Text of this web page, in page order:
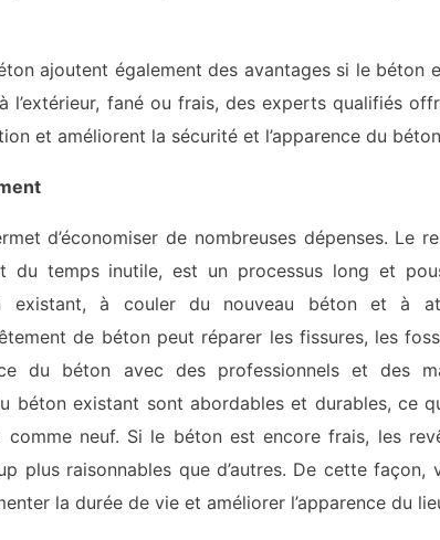
ajoutent également des avantages si le béton
l’extérieur, fané ou frais, des experts qualifiés
et améliorent la sécurité et l’apparence du
d’économiser de nombreuses dépenses. Le
temps inutile, est un processus long et
à couler du nouveau béton et à
de béton peut réparer les fissures, les
du béton avec des professionnels et des
béton existant sont abordables et durables, ce
comme neuf. Si le béton est encore frais, les
plus raisonnables que d’autres. De cette façon,
la durée de vie et améliorer l’apparence du